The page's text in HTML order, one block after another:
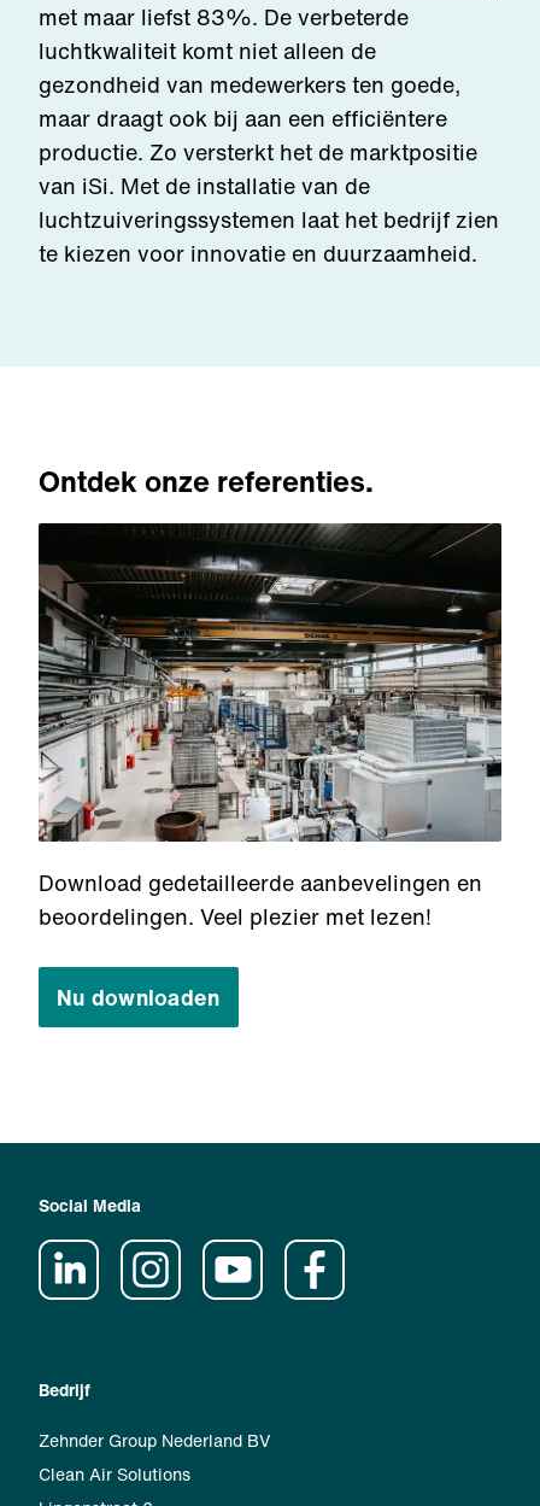
met maar liefst 83%. De verbeterde
luchtkwaliteit komt niet alleen de
gezondheid van medewerkers ten goede,
maar draagt ook bij aan een efficiëntere
productie. Zo versterkt het de marktpositie
van iSi. Met de installatie van de
luchtzuiveringssystemen laat het bedrijf zien
te kiezen voor innovatie en duurzaamheid.
Download gedetailleerde aanbevelingen en
beoordelingen. Veel plezier met lezen!
Nu downloaden
Ontdek onze referenties.
Bedrijf
Zehnder Group Nederland BV
Clean Air Solutions
Social Media